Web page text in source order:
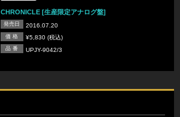
CHRONICLE [生産限定アナログ盤]
発売日 2016.07.20
価 格 ¥5,830 (税込)
品 番 UPJY-9042/3